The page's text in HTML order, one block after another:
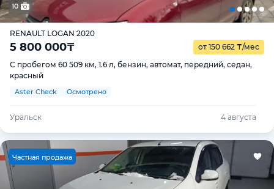
10
RENAULT LOGAN 2020
5 800 000₸ от 150 662 ₸/мес
С пробегом 60 509 км, 1.6 л, бензин, автомат, передний, седан,
красный
Aster Check Осмотрено
Уральск 4 августа
Частная продажа